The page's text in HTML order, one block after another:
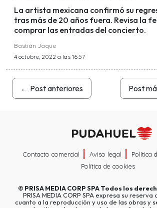
La artista mexicana confirmó su
tras más de 20 años fuera. Revisa la
comprar las entradas del concierto.
Bastián Jaque
4 octubre, 2022 a las 16:57
← Post anteriores Post
Contacto comercial Aviso legal
Política
Política de cookies
© PRISA MEDIA CORP SPATodos los
PRISA MEDIA CORP SPA expresa su
cuanto a la reproducción y uso de las obras y